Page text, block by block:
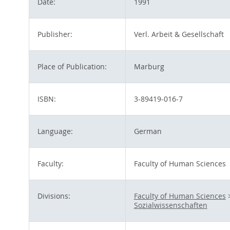
Date: 1991
Publisher: Verl. Arbeit & Gesellschaft
Place of Publication: Marburg
ISBN: 3-89419-016-7
Language: German
Faculty: Faculty of Human Sciences
Divisions: Faculty of Human Sciences
Sozialwissenschaften